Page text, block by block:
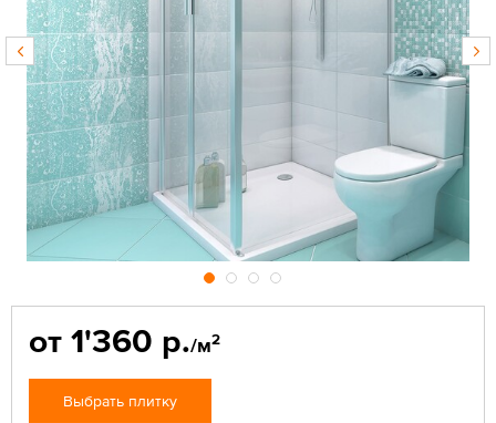
от 1'360 р./м2
Выбрать плитку